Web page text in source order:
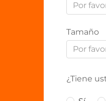
Por
Tamaño
Por
¿Tiene